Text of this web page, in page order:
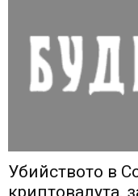
Убийството в